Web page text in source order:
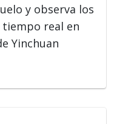
y observa los
tiempo real en
Yinchuan